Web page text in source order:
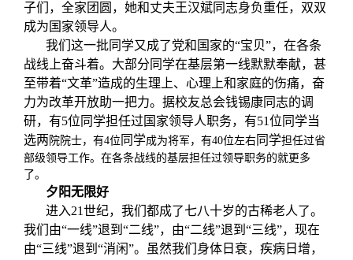
子们，全家团圆，她和丈夫王汉斌同志身负重任，双双
成为国家领导人。
我们这一批同学又成了党和国家的“宝贝”，在各条
战线上奋斗着。大部分同学在基层第一线默默奉献，甚
至带着“文革”造成的生理上、心理上和家庭的伤痛，奋
力为改革开放助一把力。据校友总会钱锡康同志的调
研，有5位同学担任过国家领导人职务，有51位同学当
选两 院院士，有4位 同学成为将军，有40位左右 同学担任过省
部级领导工作。在各条战线的基层担任过领导职务的就更多
了。
夕阳无限好
进入21世纪，我们都成了七八十岁的古稀老人了。
我们由“一线”退到“二线”，由“二线”退到“三线”，现在
由“三线”退到“消闲”。虽然我们身体日衰，疾病日增，